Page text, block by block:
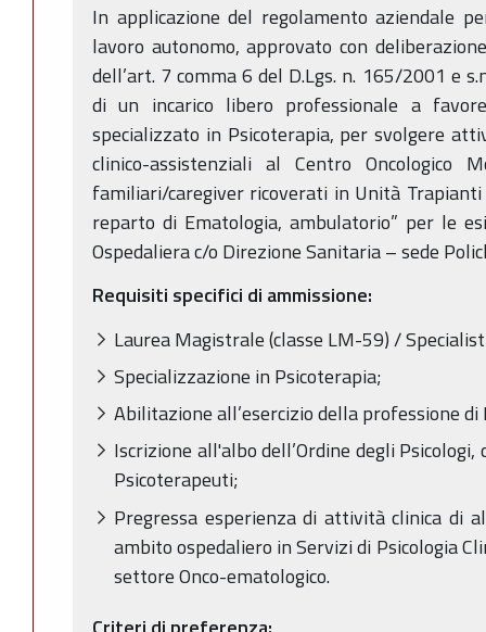
In applicazione del regolamento aziendale
lavoro autonomo, approvato con
dell’art. 7 comma 6 del D.Lgs. n. 165/2001 e
di un incarico libero professionale a
specializzato in Psicoterapia, per svolgere
clinico-assistenziali al Centro Oncologico
familiari/caregiver ricoverati in Unità
reparto di Ematologia, ambulatorio” per le
Ospedaliera c/o Direzione Sanitaria – sede
Requisiti specifici di ammissione:
Laurea Magistrale (classe LM-59) /
Specializzazione in Psicoterapia;
Abilitazione all’esercizio della professione di
Iscrizione all'albo dell’Ordine degli
Psicoterapeuti;
Pregressa esperienza di attività clinica di
ambito ospedaliero in Servizi di Psicologia
settore Onco-ematologico.